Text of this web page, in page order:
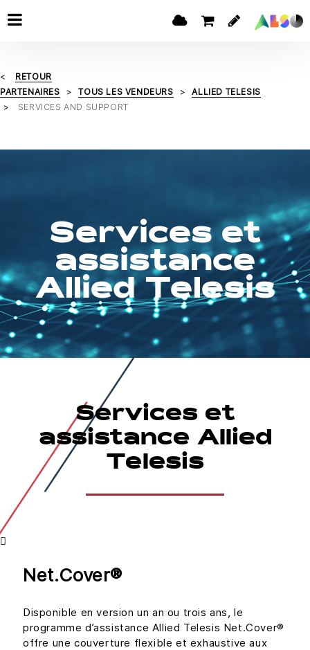
RETOUR
PARTENAIRES
TOUS LES VENDEURS
ALLIED TELESIS
SERVICES AND SUPPORT
Services et
assistance
Allied Telesis
Services et
assistance Allied
Telesis
Net.Cover®
Disponible en version un an ou trois ans, le
programme d’assistance Allied Telesis Net.Cover®
offre une couverture flexible et exhaustive aux